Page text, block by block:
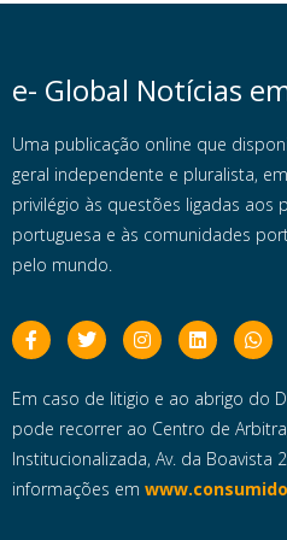
e- Global Notícias
Uma publicação online que
geral independente e pluralista,
privilégio às questões ligadas aos
portuguesa e às comunidades
pelo mundo.
Em caso de litigio e ao abrigo do
pode recorrer ao Centro de
Institucionalizada, Av. da Boavista
informações em